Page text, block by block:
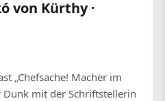
von Kürthy ·
„Chefsache! Macher im
Dunk mit der Schriftstellerin